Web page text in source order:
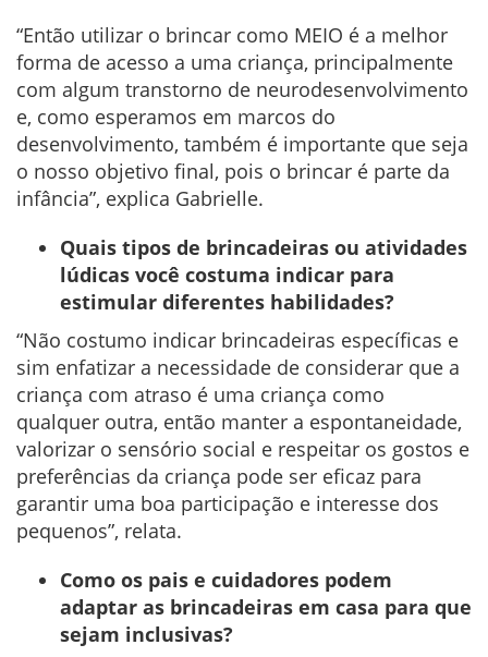
“Então utilizar o brincar como MEIO é a melhor
forma de acesso a uma criança, principalmente
com algum transtorno de neurodesenvolvimento
e, como esperamos em marcos do
desenvolvimento, também é importante que seja
o nosso objetivo final, pois o brincar é parte da
infância”, explica Gabrielle.
Quais tipos de brincadeiras ou atividades
lúdicas você costuma indicar para
estimular diferentes habilidades?
“Não costumo indicar brincadeiras específicas e
sim enfatizar a necessidade de considerar que a
criança com atraso é uma criança como
qualquer outra, então manter a espontaneidade,
valorizar o sensório social e respeitar os gostos e
preferências da criança pode ser eficaz para
garantir uma boa participação e interesse dos
pequenos”, relata.
Como os pais e cuidadores podem
adaptar as brincadeiras em casa para que
sejam inclusivas?